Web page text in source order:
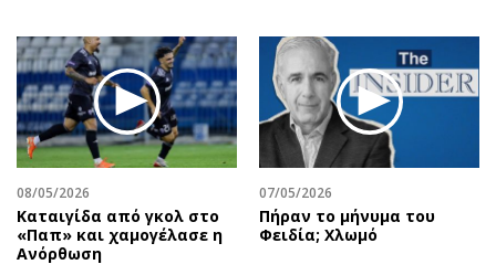
08/05/2026
Καταιγίδα από γκολ στο
«Παπ» και χαμογέλασε η
Ανόρθωση
07/05/2026
Πήραν το μήνυμα του
Φειδία; Χλωμό